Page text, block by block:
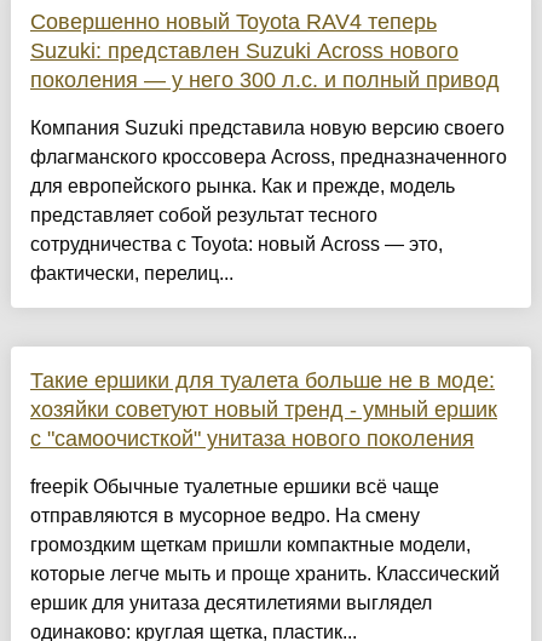
Совершенно новый Toyota RAV4 теперь
Suzuki: представлен Suzuki Across нового
поколения — у него 300 л.с. и полный привод
Компания Suzuki представила новую версию своего
флагманского кроссовера Across, предназначенного
для европейского рынка. Как и прежде, модель
представляет собой результат тесного
сотрудничества с Toyota: новый Across — это,
фактически, перелиц...
Такие ершики для туалета больше не в моде:
хозяйки советуют новый тренд - умный ершик
с "самоочисткой" унитаза нового поколения
freepik Обычные туалетные ершики всё чаще
отправляются в мусорное ведро. На смену
громоздким щеткам пришли компактные модели,
которые легче мыть и проще хранить. Классический
ершик для унитаза десятилетиями выглядел
одинаково: круглая щетка, пластик...